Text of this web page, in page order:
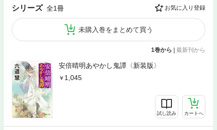
シリーズ 全1冊 お気に入り登録
未購入巻をまとめて買う
1巻から | 最新刊から
安倍晴明あやかし鬼譚〈新装版〉
1,045
試し読み カートへ